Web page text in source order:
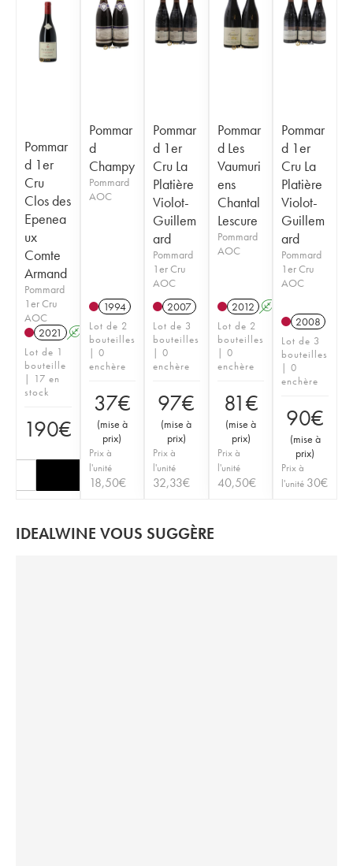
Pommar
d 1er
Cru
Clos des
Epenea
ux
Comte
Armand
Pommard
1er Cru
AOC
2021
A
Lot de 1
bouteille
| 17 en
stock
190€
Pommar
d
Champy
Pommard
AOC
1994
Lot de 2
bouteilles
| 0
enchère
37€
(mise à
prix)
Prix à
l'unité
18,50€
Pommar
d 1er
Cru La
Platière
Violot-
Guillem
ard
Pommard
1er Cru
AOC
2007
Lot de 3
bouteilles
| 0
enchère
97€
(mise à
prix)
Prix à
l'unité
32,33€
Pommar
d Les
Vaumuri
ens
Chantal
Lescure
Pommard
AOC
2012 A
Lot de 2
bouteilles
| 0
enchère
81€
(mise à
prix)
Prix à
l'unité
40,50€
Pommar
d 1er
Cru La
Platière
Violot-
Guillem
ard
Pommard
1er Cru
AOC
2008
Lot de 3
bouteilles
| 0
enchère
90€
(mise à
prix)
Prix à
l'unité 30€
IDEALWINE VOUS SUGGÈRE